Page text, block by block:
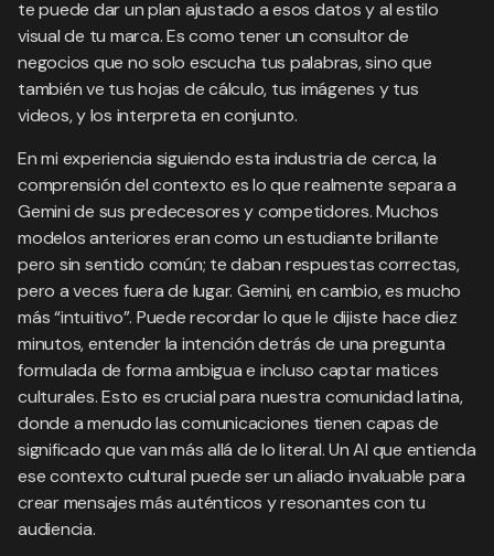
te puede dar un plan ajustado a esos datos y al estilo
visual de tu marca. Es como tener un consultor de
negocios que no solo escucha tus palabras, sino que
también ve tus hojas de cálculo, tus imágenes y tus
videos, y los interpreta en conjunto.
En mi experiencia siguiendo esta industria de cerca, la
comprensión del contexto es lo que realmente separa a
Gemini de sus predecesores y competidores. Muchos
modelos anteriores eran como un estudiante brillante
pero sin sentido común; te daban respuestas correctas,
pero a veces fuera de lugar. Gemini, en cambio, es mucho
más “intuitivo”. Puede recordar lo que le dijiste hace diez
minutos, entender la intención detrás de una pregunta
formulada de forma ambigua e incluso captar matices
culturales. Esto es crucial para nuestra comunidad latina,
donde a menudo las comunicaciones tienen capas de
significado que van más allá de lo literal. Un AI que entienda
ese contexto cultural puede ser un aliado invaluable para
crear mensajes más auténticos y resonantes con tu
audiencia.